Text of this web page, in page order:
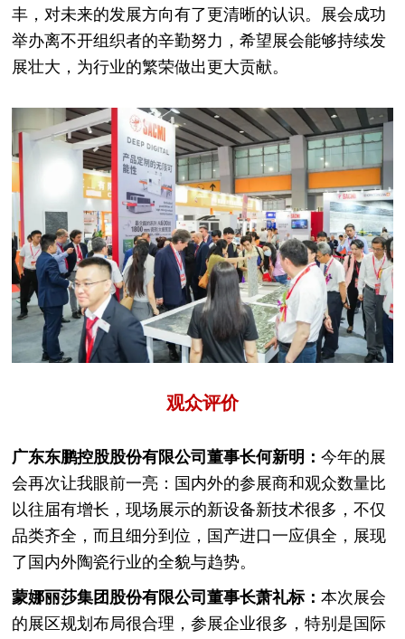
丰，对未来的发展方向有了更清晰的认识。展会成功
举办离不开组织者的辛勤努力，希望展会能够持续发
展壮大，为行业的繁荣做出更大贡献。
观众评价
广东东鹏控股股份有限公司董事长何新明：今年的展
会再次让我眼前一亮：国内外的参展商和观众数量比
以往届有增长，现场展示的新设备新技术很多，不仅
品类齐全，而且细分到位，国产进口一应俱全，展现
了国内外陶瓷行业的全貌与趋势。
蒙娜丽莎集团股份有限公司董事长萧礼标：本次展会
的展区规划布局很合理，参展企业很多，特别是国际